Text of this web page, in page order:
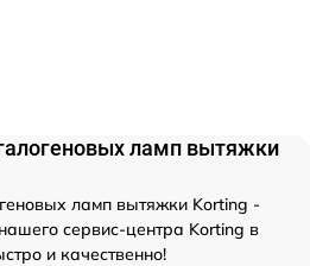
ламп вытяжки
ламп вытяжки Korting -
сервис-центра Korting в
и качественно!